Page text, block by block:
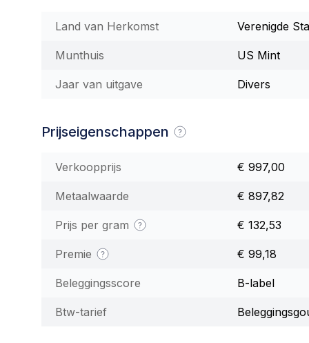
Land van Herkomst Verenigde
Munthuis US Mint
Jaar van uitgave Divers
Prijseigenschappen
Verkoopprijs € 997,00
Metaalwaarde € 897,82
Prijs per gram € 132,53
Premie € 99,18
Beleggingsscore B-label
Btw-tarief